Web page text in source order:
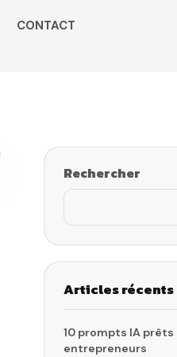
CONTACT
Rechercher
Articles récents
10 prompts IA prêts
entrepreneurs